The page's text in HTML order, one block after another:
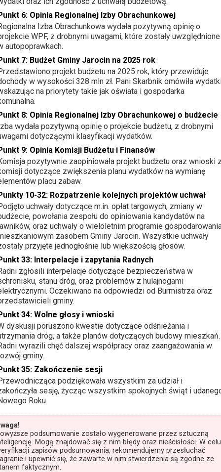
6: Opinia Regionalnej Izby Obrachunkowej
Izba Obrachunkowa wydała pozytywną opinię o
WPF, z drobnymi uwagami, które zostały uwzględnione
autopoprawkach.
7: Budżet Gminy Jarocin na 2025 rok
projekt budżetu na 2025 rok, który przewiduje
w wysokości 328 mln zł. Pani Skarbnik omówiła
na priorytety takie jak oświata i gospodarka
8: Opinia Regionalnej Izby Obrachunkowej o budżecie
wydała pozytywną opinię o projekcie budżetu, z drobnymi
dotyczącymi klasyfikacji wydatków.
9: Opinia Komisji Budżetu i Finansów
pozytywnie zaopiniowała projekt budżetu oraz wnioski
dotyczące zwiększenia planu wydatków na wymianę
placu zabaw.
10-32: Rozpatrzenie kolejnych projektów uchwał
uchwały dotyczące m.in. opłat targowych, zmiany w
powołania zespołu do opiniowania kandydatów na
oraz uchwały o wieloletnim programie
zasobem Gminy Jarocin. Wszystkie uchwały
przyjęte jednogłośnie lub większością głosów.
33: Interpelacje i zapytania Radnych
zgłosili interpelacje dotyczące bezpieczeństwa w
stanu dróg, oraz problemów z hulajnogami
Oczekiwano na odpowiedzi od Burmistrza oraz
gminy.
34: Wolne głosy i wnioski
dyskusji poruszono kwestie dotyczące odśnieżania i
dróg, a także planów dotyczących budowy mieszkań.
wyrazili chęć dalszej współpracy oraz zaangażowania w
gminy.
35: Zakończenie sesji
podziękowała wszystkim za udział i
sesję, życząc wszystkim spokojnych świąt i
Roku.
podsumowanie zostało wygenerowane przez sztuczną
Mogą znajdować się z nim błędy oraz nieścisłości. W celu
zapisów podsumowania, rekomendujemy przesłuchać
i upewnić się, że zawarte w nim stwierdzenia są zgodne ze
faktycznym.